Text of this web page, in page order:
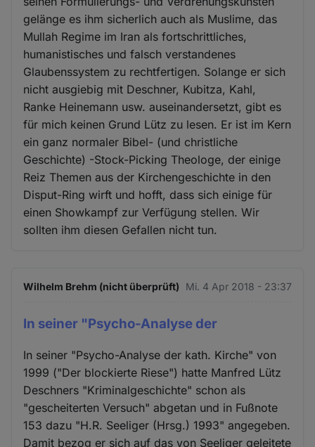
gelänge es ihm sicherlich auch als Muslime, das
Mullah Regime im Iran als fortschrittliches,
humanistisches und falsch verstandenes
Glaubenssystem zu rechtfertigen. Solange er sich
nicht ausgiebig mit Deschner, Kubitza, Kahl,
Ranke Heinemann usw. auseinandersetzt, gibt es
für mich keinen Grund Lütz zu lesen. Er ist im Kern
ein ganz normaler Bibel- (und christliche
Geschichte) -Stock-Picking Theologe, der einige
Reiz Themen aus der Kirchengeschichte in den
Disput-Ring wirft und hofft, dass sich einige für
einen Showkampf zur Verfügung stellen. Wir
sollten ihm diesen Gefallen nicht tun.
Wilhelm Brehm (nicht überprüft) Mi. 4 Apr 2018 - 23:37
In seiner "Psycho-Analyse der
In seiner "Psycho-Analyse der kath. Kirche" von
1999 ("Der blockierte Riese") hatte Manfred Lütz
Deschners "Kriminalgeschichte" schon als
"gescheiterten Versuch" abgetan und in Fußnote
153 dazu "H.R. Seeliger (Hrsg.) 1993" angegeben.
Damit bezog er sich auf das von Seeliger geleitete